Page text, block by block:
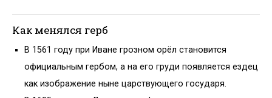
Как менялся герб
В 1561 году при Иване грозном орёл становится
официальным гербом, а на его груди появляется ездец
как изображение ныне царствующего государя.